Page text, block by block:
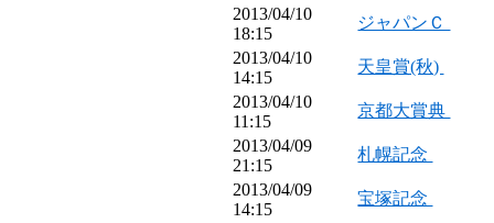
2013/04/10
18:15
ジャパンＣ
2013/04/10
14:15
天皇賞(秋)
2013/04/10
11:15
京都大賞典
2013/04/09
21:15
札幌記念
2013/04/09
14:15
宝塚記念